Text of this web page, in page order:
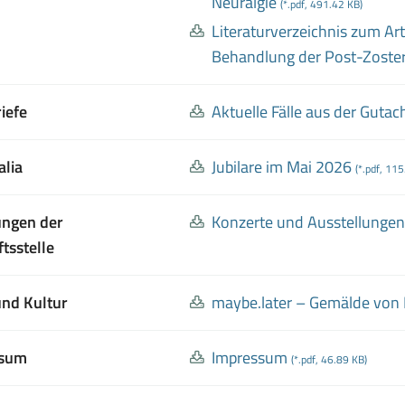
(*.pdf, 491.42 KB)
Literaturverzeichnis zum
Behandlung der Post-
Aktuelle Fälle aus der
Jubilare im Mai 2026 (*.pdf,
der
Konzerte und Ausstellungen
Kultur maybe.later – Gemälde
Impressum (*.pdf, 46.89 KB)